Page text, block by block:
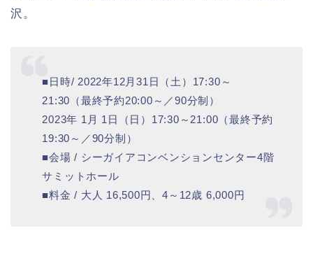
沢。
■日時/ 2022年12月31日（土）17:30～
21:30（最終予約20:00～／90分制）
2023年 1月 1日（日）17:30～21:00（最終予約
19:30～／90分制）
■会場 / シーガイアコンベンションセンター4階
サミットホール
■料金 / 大人 16,500円、4～12歳 6,000円